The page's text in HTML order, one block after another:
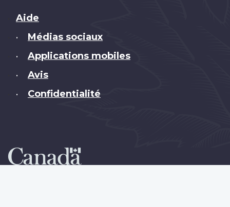
Brand
Aide
• Médias sociaux
• Applications mobiles
• Avis
• Confidentialité